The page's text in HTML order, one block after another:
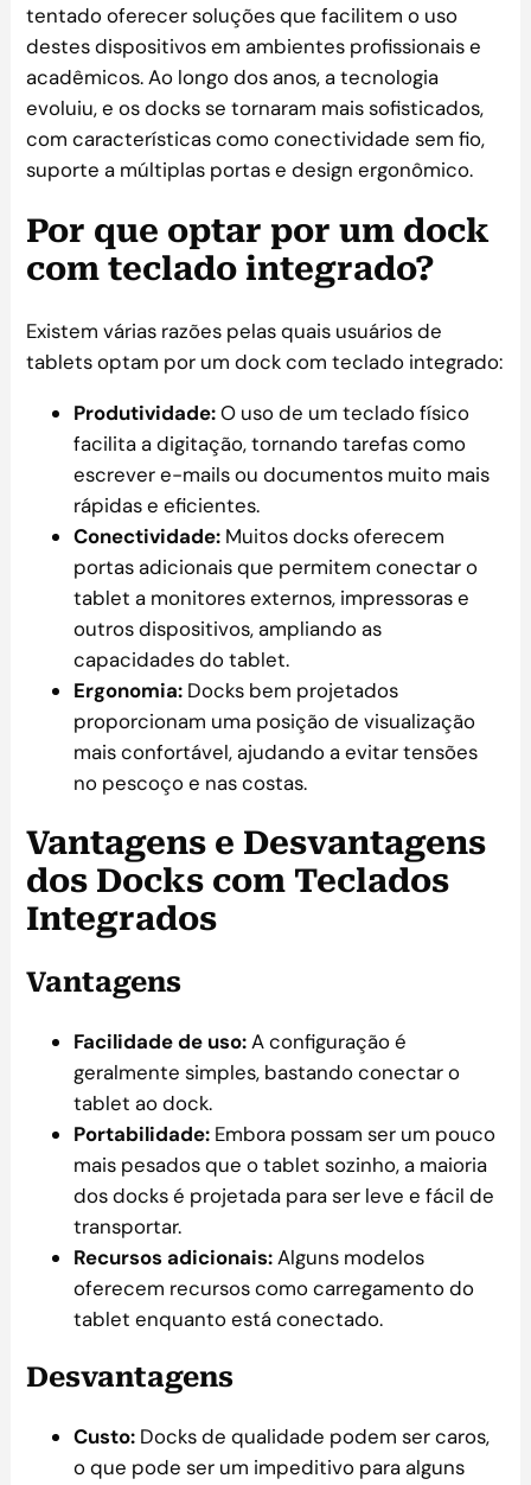
tentado oferecer soluções que facilitem o uso
destes dispositivos em ambientes profissionais e
acadêmicos. Ao longo dos anos, a tecnologia
evoluiu, e os docks se tornaram mais sofisticados,
com características como conectividade sem fio,
suporte a múltiplas portas e design ergonômico.
Por que optar por um dock
com teclado integrado?
Existem várias razões pelas quais usuários de
tablets optam por um dock com teclado integrado:
Produtividade:O uso de um teclado físico
facilita a digitação, tornando tarefas como
escrever e-mails ou documentos muito mais
rápidas e eficientes.
Conectividade: Muitos docks oferecem
portas adicionais que permitem conectar o
tablet a monitores externos, impressoras e
outros dispositivos, ampliando as
capacidades do tablet.
Ergonomia: Docks bem projetados
proporcionam uma posição de visualização
mais confortável, ajudando a evitar tensões
no pescoço e nas costas.
Vantagens e Desvantagens
dos Docks com Teclados
Integrados
Vantagens
Facilidade de uso:A configuração é
geralmente simples, bastando conectar o
tablet ao dock.
Portabilidade: Embora possam ser um pouco
mais pesados que o tablet sozinho, a maioria
dos docks é projetada para ser leve e fácil de
transportar.
Recursos adicionais:Alguns modelos
oferecem recursos como carregamento do
tablet enquanto está conectado.
Desvantagens
Custo: Docks de qualidade podem ser caros,
o que pode ser um impeditivo para alguns